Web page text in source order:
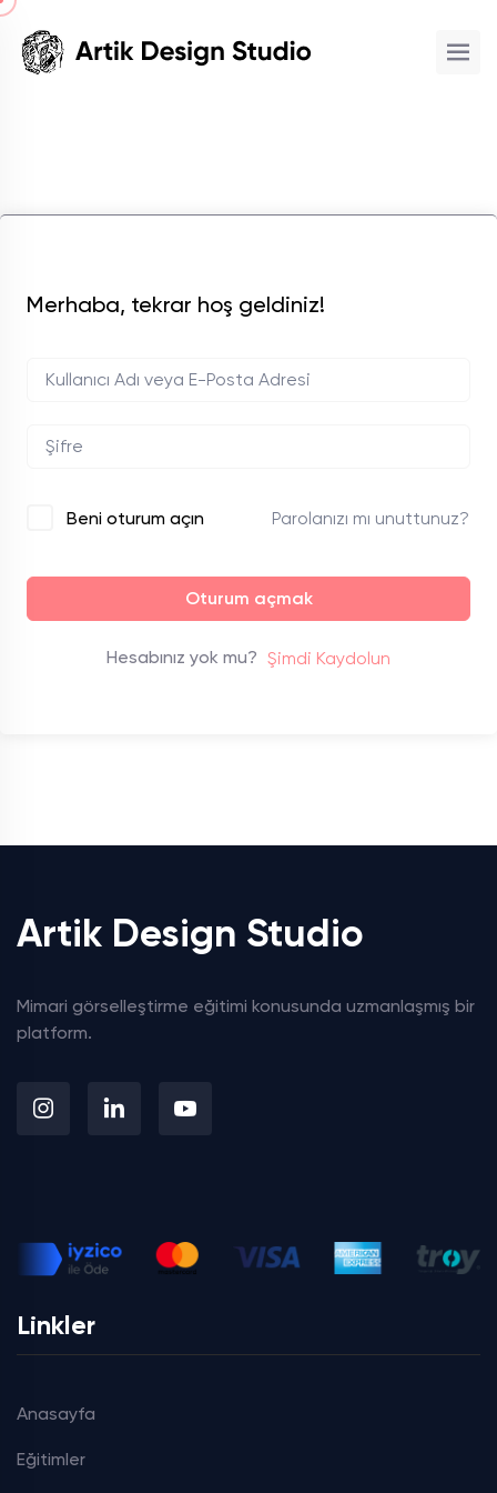
Merhaba, tekrar hoş geldiniz!
Beni oturum açın Parolanızı mı unuttunuz?
Oturum açmak
Hesabınız yok mu? Şimdi Kaydolun
Artik Design Studio
Mimari görselleştirme eğitimi konusunda uzmanlaşmış bir
platform.
Linkler
Anasayfa
Eğitimler